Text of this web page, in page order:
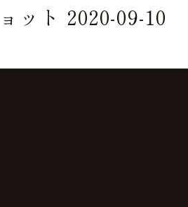
ット 2020-09-10